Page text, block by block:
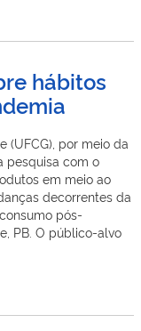
hábitos
(UFCG), por meio da
pesquisa com o
em meio ao
decorrentes da
pós-
PB. O público-alvo